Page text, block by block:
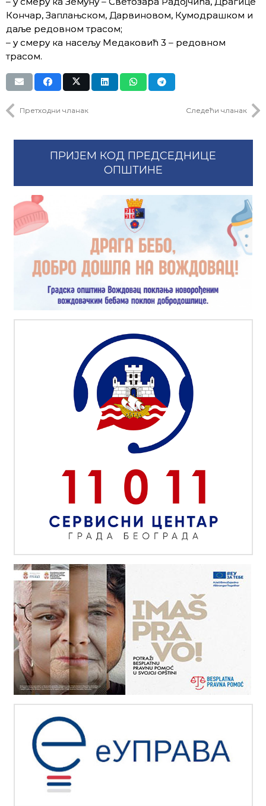
Кончар, Заплањском, Дарвиновом, Кумодрашком и
даље редовном трасом;
– у смеру ка насељу Медаковић 3 – редовном
трасом.
Претходни чланак Следећи чланак
ПРИЈЕМ КОД ПРЕДСЕДНИЦЕ
ОПШТИНЕ